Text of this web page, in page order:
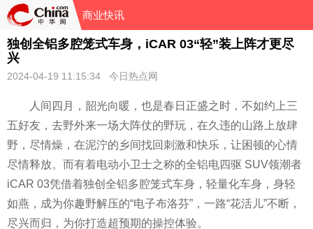
商业快讯
独创全铝多腔笼式车身，iCAR 03“轻”装上阵才更尽
兴
2024-04-19 11:15:34 今日热点网
人间四月，韶光向暖，也是春日正盛之时，不如约上三
五好友，去野外来一场大阵仗的野玩，在久违的山路上放肆
野，尽情燥，在泥泞的乡间找回刺激和快乐，让困顿的心情
尽情释放。而有着电动小卫士之称的全铝电四驱 SUV领潮者
iCAR 03凭借着独创全铝多腔笼式车身，轻量化车身，身轻
如燕，成为你趣野解压的“电子布洛芬”，一路“花活儿”不断，
尽兴而归，为你打造超预期的操控体验。